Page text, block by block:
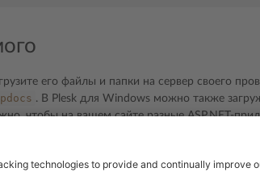
его файлы и папки на сервер своего
. В Plesk для Windows можно также
чтобы на вашем сайте разные ASP.NET-
в разделе
следующих способов: